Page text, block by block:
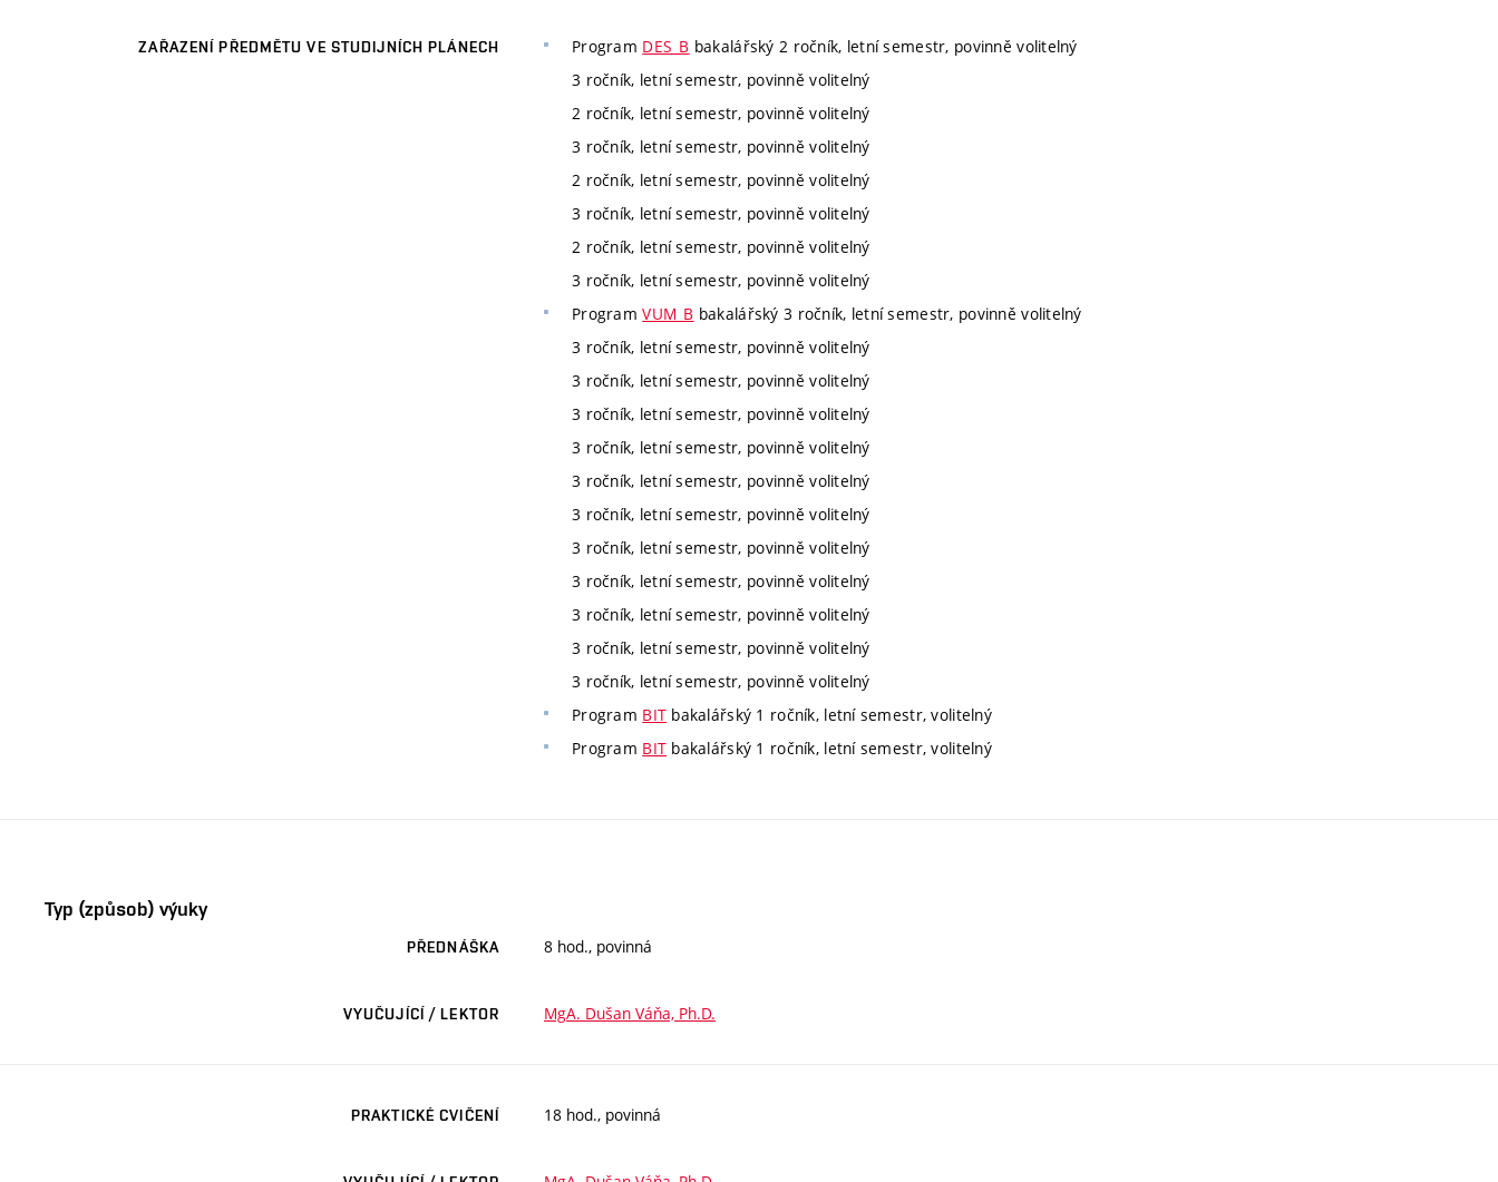
ZAŘAZENÍ PŘEDMĚTU VE STUDIJNÍCH PLÁNECH Program DES_B bakalářský 2 ročník, letní semestr, povinně volitelný
3 ročník, letní semestr, povinně volitelný
2 ročník, letní semestr, povinně volitelný
3 ročník, letní semestr, povinně volitelný
2 ročník, letní semestr, povinně volitelný
3 ročník, letní semestr, povinně volitelný
2 ročník, letní semestr, povinně volitelný
3 ročník, letní semestr, povinně volitelný
ProgramVUM_B bakalářský 3 ročník, letní semestr, povinně volitelný
3 ročník, letní semestr, povinně volitelný
3 ročník, letní semestr, povinně volitelný
3 ročník, letní semestr, povinně volitelný
3 ročník, letní semestr, povinně volitelný
3 ročník, letní semestr, povinně volitelný
3 ročník, letní semestr, povinně volitelný
3 ročník, letní semestr, povinně volitelný
3 ročník, letní semestr, povinně volitelný
3 ročník, letní semestr, povinně volitelný
3 ročník, letní semestr, povinně volitelný
3 ročník, letní semestr, povinně volitelný
Program BIT bakalářský 1 ročník, letní semestr, volitelný
Program BIT bakalářský 1 ročník, letní semestr, volitelný
Typ (způsob) výuky
PŘEDNÁŠKA 8 hod., povinná
VYUČUJÍCÍ / LEKTOR MgA. Dušan Váňa, Ph.D.
PRAKTICKÉ CVIČENÍ 18 hod., povinná